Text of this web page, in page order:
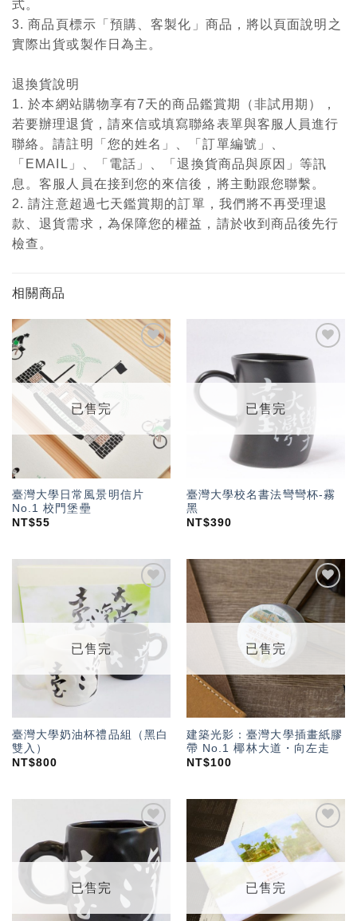
式。
3. 商品頁標示「預購、客製化」商品，將以頁面說明之
實際出貨或製作日為主。
退換貨說明
1. 於本網站購物享有7天的商品鑑賞期（非試用期），
若要辦理退貨，請來信或填寫聯絡表單與客服人員進行
聯絡。請註明「您的姓名」、「訂單編號」、
「EMAIL」、「電話」、「退換貨商品與原因」等訊
息。客服人員在接到您的來信後，將主動跟您聯繫。
2. 請注意超過七天鑑賞期的訂單，我們將不再受理退
款、退貨需求，為保障您的權益，請於收到商品後先行
檢查。
相關商品
加入
「願
望輕
已售完
臺灣大學日常風景明信片
No.1 校門堡壘
NT$55
已售完
臺灣大學校名書法彎彎杯-霧
黑
NT$390
加入
「願
望輕
單」
已售完
臺灣大學奶油杯禮品組（黑白
雙入）
NT$800
加入
望輕
已售完
建築光影：臺灣大學插畫紙膠
帶 No.1 椰林大道・向左走
NT$100
加入
「願
望輕
單」
已售完
加入
「願
望輕
單」
已售完